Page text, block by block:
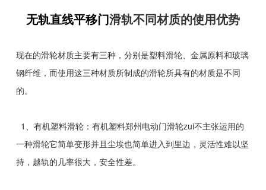
无轨直线平移门滑轨不同材质的使用优势
现在的滑轮材质主要有三种，分别是塑料滑轮、金属原料和玻璃
钢纤维，而使用这三种材质所制成的滑轮所具有的材质是不同
的。
1、有机塑料滑轮：有机塑料郑州电动门滑轮zui不主张运用的
一种滑轮它简单变形并且尘埃也简单进入到里边，灵活性难以坚
持，越轨的几率很大，安全性差。